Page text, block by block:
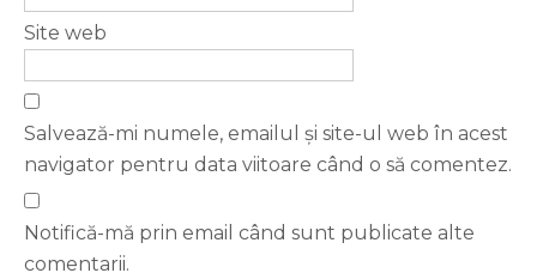
Site web
Salvează-mi numele, emailul și site-ul web în acest
navigator pentru data viitoare când o să comentez.
Notifică-mă prin email când sunt publicate alte
comentarii.